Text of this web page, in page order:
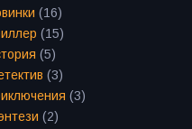
(16)
(15)
(5)
(3)
(3)
(2)